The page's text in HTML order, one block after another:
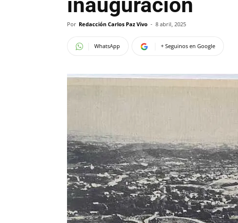
Por Redacción Carlos Paz Vivo - 8 abril, 2025
WhatsApp + Seguinos en Google